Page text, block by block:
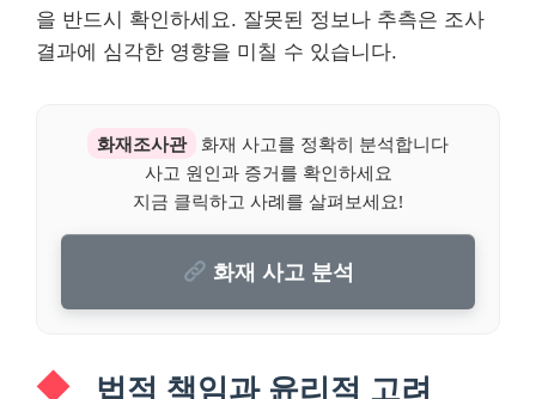
을 반드시 확인하세요. 잘못된 정보나 추측은 조사
결과에 심각한 영향을 미칠 수 있습니다.
화재조사관 화재 사고를 정확히 분석합니다
사고 원인과 증거를 확인하세요
지금 클릭하고 사례를 살펴보세요!
화재 사고 분석
법적 책임과 윤리적 고려